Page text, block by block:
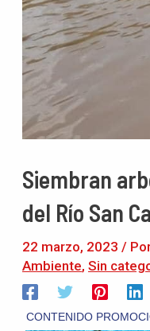
Siembran
del Río San
22 marzo, 2023 /
Ambiente, Sin